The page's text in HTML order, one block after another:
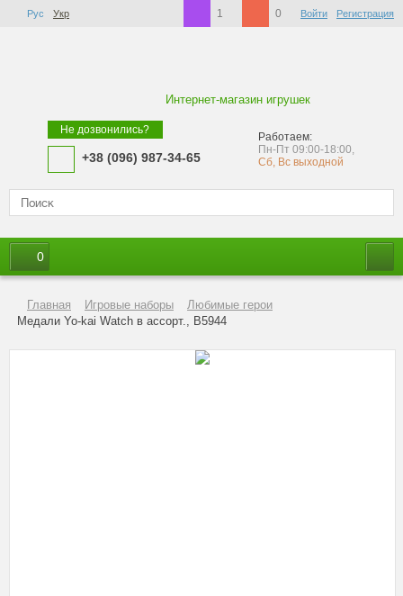
1 0 Войти Регистрация
Рус Укр
Интернет-магазин игрушек
Не дозвонились?
+38 (096) 987-34-65
Работаем:
Пн-Пт 09:00-18:00,
Сб, Вс выходной
0
Главная Игровые наборы
Любимые герои
Медали Yo-kai Watch в ассорт., B5944